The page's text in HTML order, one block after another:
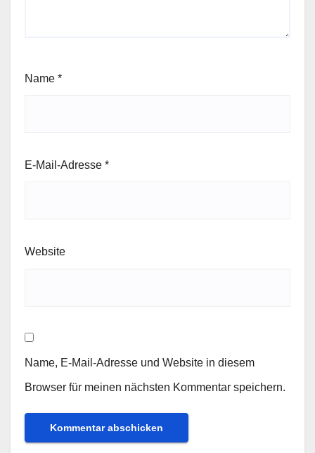
Name *
E-Mail-Adresse *
Website
Name, E-Mail-Adresse und Website in diesem
Browser für meinen nächsten Kommentar speichern.